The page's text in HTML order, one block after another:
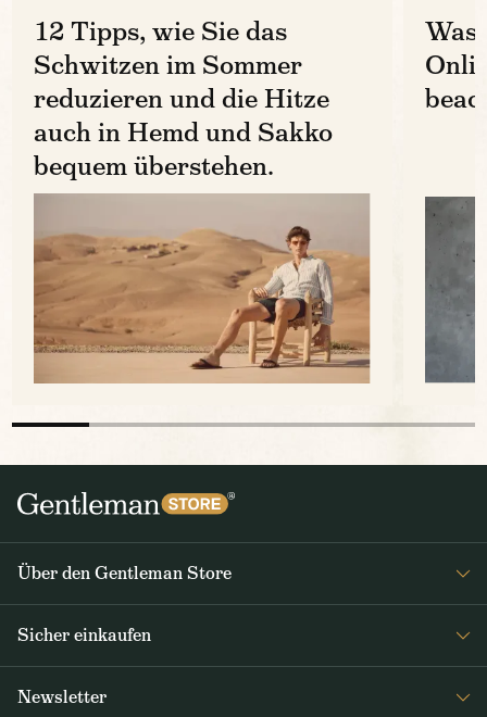
12 Tipps, wie Sie das
Schwitzen im Sommer
reduzieren und die Hitze
auch in Hemd und Sakko
bequem überstehen.
Was
Über den Gentleman Store
Sicher einkaufen
Newsletter